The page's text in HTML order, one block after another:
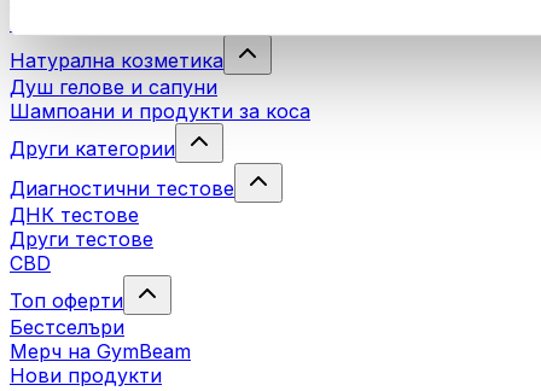
Натурална козметика
Душ гелове и сапуни
Шампоани и продукти за коса
Други категории
Диагностични тестове
ДНК тестове
Други тестове
CBD
Топ оферти
Бестселъри
Мерч на GymBeam
Нови продукти